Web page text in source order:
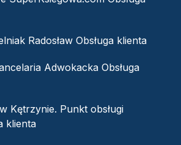
Radosław Obsługa klienta
Adwokacka Obsługa
Kętrzynie. Punkt obsługi
klienta